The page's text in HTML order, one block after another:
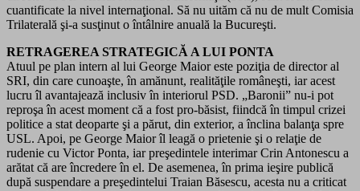
cuantificate la nivel internaţional. Să nu uităm că nu de mult Comisia
Trilaterală şi-a susţinut o întâlnire anuală la Bucureşti.
RETRAGEREA STRATEGICĂ A LUI PONTA
Atuul pe plan intern al lui George Maior este poziţia de director al
SRI, din care cunoaşte, în amănunt, realităţile româneşti, iar acest
lucru îl avantajează inclusiv în interiorul PSD. „Baronii” nu-i pot
reproşa în acest moment că a fost pro-băsist, fiindcă în timpul crizei
politice a stat deoparte şi a părut, din exterior, a înclina balanţa spre
USL. Apoi, pe George Maior îl leagă o prietenie şi o relaţie de
rudenie cu Victor Ponta, iar preşedintele interimar Crin Antonescu a
arătat că are încredere în el. De asemenea, în prima ieşire publică
după suspendare a preşedintelui Traian Băsescu, acesta nu a criticat